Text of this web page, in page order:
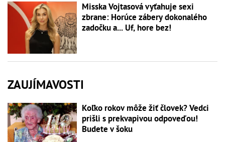
Misska Vojtasová vyťahuje sexi
zbrane: Horúce zábery dokonalého
zadočku a... Uf, hore bez!
ZAUJÍMAVOSTI
Koľko rokov môže žiť človek? Vedci
prišli s prekvapivou odpoveďou!
Budete v šoku